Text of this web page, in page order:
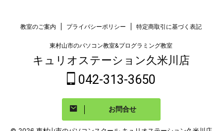
教室のご案内 プライバシーポリシー 特定商取引に基づく表記
東村山市のパソコン教室&プログラミング教室
キュリオステーション久米川店
042-313-3650
お問合せ